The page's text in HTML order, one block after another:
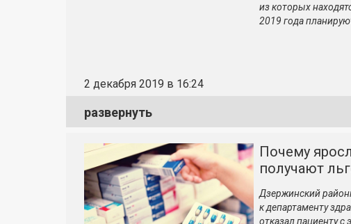
2 декабря 2019 в 16:24
из которых
2019 года
развернуть
Почему
получают
Дзержинский
к департаменту
отказал пациенту с